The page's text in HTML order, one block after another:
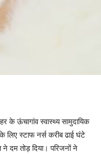
के ऊंचागांव स्वास्थ्य सामुदायिक
लिए स्टाफ नर्स करीब ढाई घंटे
दम तोड़ दिया। परिजनों ने